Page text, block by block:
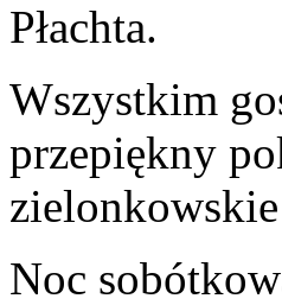
Płachta.
Wszystkim
przepiękny
Noc